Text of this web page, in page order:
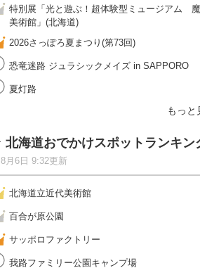
特別展「光と遊ぶ！超体験型ミュージアム
美術館」(北海道)
2026さっぽろ夏まつり(第73回)
恐竜迷路 ジュラシックメイズ in SAPPORO
夏灯路
もっと
北海道おでかけスポットランキン
8月6日 9:32更新
北海道立近代美術館
百合が原公園
サッポロファクトリー
我路ファミリー公園キャンプ場